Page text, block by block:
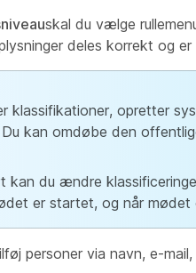
skal du vælge
deles korrekt og
klassifikationer, opretter
kan omdøbe den
kan du ændre
er startet, og når mødet
personer via navn, e-